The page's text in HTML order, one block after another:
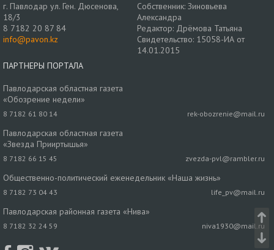
г. Павлодар ул. Ген. Дюсенова,
18/3
8 7182 20 87 84
info@pavon.kz
Собственник: Зиновьева
Александра
Редактор: Дрёмова Татьяна
Свидетельство: 15058-ИА от
14.01.2015
ПАРТНЕРЫ ПОРТАЛА
Павлодарская областная газета
«Обозрение недели»
8 7182 61 80 14 rek-obozrenie@mail.ru
Павлодарская областная газета
«Звезда Прииртышья»
8 7182 66 15 45 zvezda-pvl@rambler.ru
Общественно-политический еженедельник «Наша жизнь»
8 7182 73 04 43 life_pv@mail.ru
Павлодарская районная газета «Нива»
8 7182 32 24 59 niva1930@mail.ru